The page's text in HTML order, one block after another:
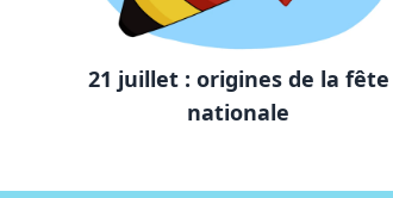
21 juillet : origines de la fête
nationale